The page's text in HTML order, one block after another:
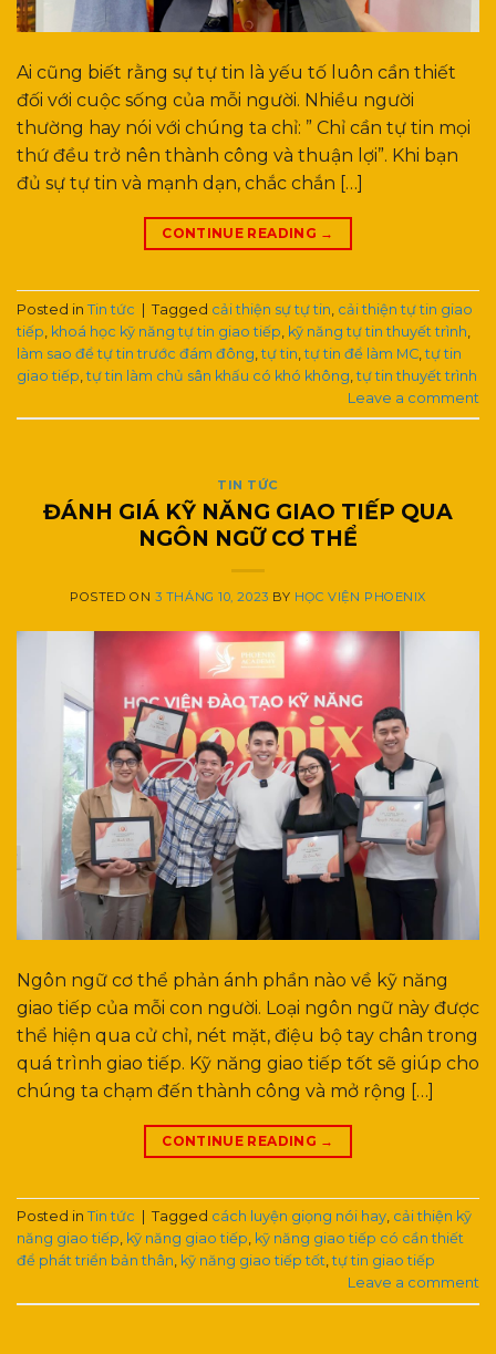
Ai cũng biết rằng sự tự tin là yếu tố luôn cần thiết
đối với cuộc sống của mỗi người. Nhiều người
thường hay nói với chúng ta chỉ: ” Chỉ cần tự tin mọi
thứ đều trở nên thành công và thuận lợi”. Khi bạn
đủ sự tự tin và mạnh dạn, chắc chắn […]
CONTINUE READING →
Posted in Tin tức | Tagged cải thiện sự tự tin cải thiện tự tin giao
tiếp khoá học kỹ năng tự tin giao tiếp kỹ năng tự tin thuyết trình
làm sao để tự tin trước đám đông ,tự tin ,tự tin để làm MC ,tự tin
giao tiếp ,tự tin làm chủ sân khấu có khó không ,tự tin thuyết trình
Leave a comment
TIN TỨC
ĐÁNH GIÁ KỸ NĂNG GIAO TIẾP QUA
NGÔN NGỮ CƠ THỂ
POSTED ON 3 THÁNG 10, 2023 BY HỌC VIỆN PHOENIX
Ngôn ngữ cơ thể phản ánh phần nào về kỹ năng
giao tiếp của mỗi con người. Loại ngôn ngữ này được
thể hiện qua cử chỉ, nét mặt, điệu bộ tay chân trong
quá trình giao tiếp. Kỹ năng giao tiếp tốt sẽ giúp cho
chúng ta chạm đến thành công và mở rộng […]
CONTINUE READING →
Posted in Tin tức Tagged cách luyện giọng nói hay, cải thiện kỹ
năng giao tiếp, kỹ năng giao tiếp, kỹ năng giao tiếp có cần thiết
để phát triển bản thân, kỹ năng giao tiếp tốt,tự tin giao tiếp
Leave a comment